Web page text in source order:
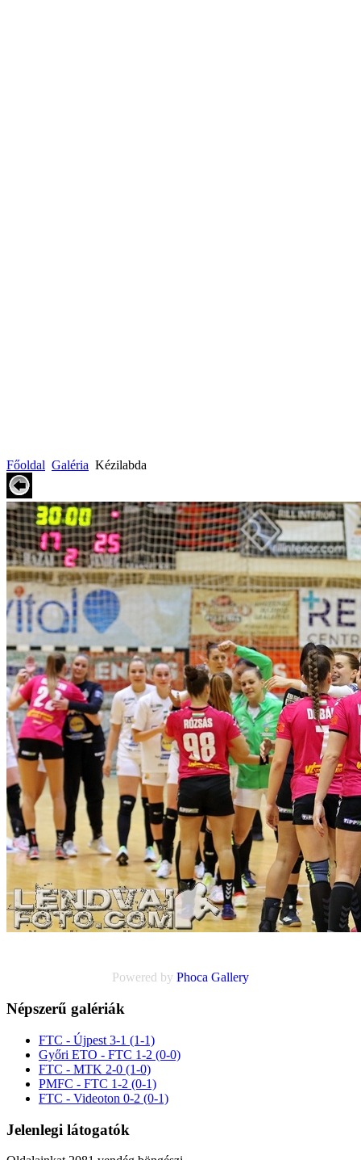
Főoldal Galéria Kézilabda
Powered by Phoca Gallery
Népszerű galériák
FTC - Újpest 3-1 (1-1)
Győri ETO - FTC 1-2 (0-0)
FTC - MTK 2-0 (1-0)
PMFC - FTC 1-2 (0-1)
FTC - Videoton 0-2 (0-1)
Jelenlegi látogatók